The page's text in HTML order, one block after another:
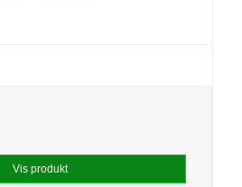
Vis produkt